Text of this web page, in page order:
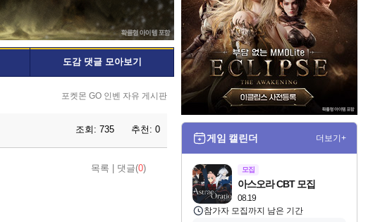
맵
도감 댓글 모아보기
포켓몬 GO 인벤 자유 게시판
조회: 735 추천: 0
목록 댓글(0)
게임 캘린더 더보기+
모집
08.19
아스오라 CBT 모집
참가자 모집까지 남은 기간